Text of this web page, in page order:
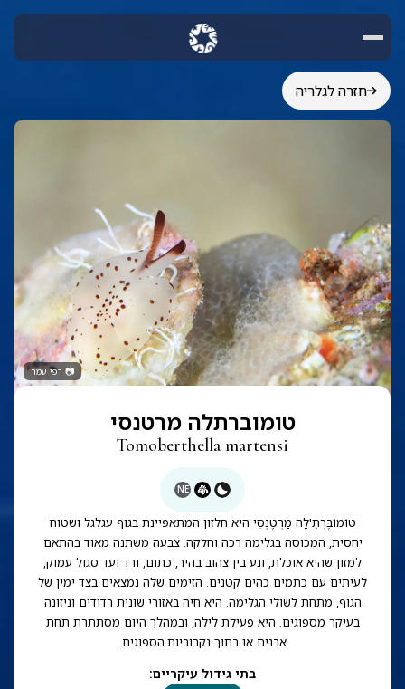
חזרה לגלריה
📷 רפי עמר
טומוברתלה מרטנסי
Tomoberthella martensi
NE
טוֹמוֹבֶּרְתֶ'לָה מַרְטֶנְסִי היא חלזון המתאפיינת בגוף עגלגל ושטוח
יחסית, המכוסה בגלימה רכה וחלקה. צבעה משתנה מאוד בהתאם
למזון שהיא אוכלת, ונע בין צהוב בהיר, כתום, ורד ועד סגול עמוק,
לעיתים עם כתמים כהים קטנים. הזימים שלה נמצאים בצד ימין של
הגוף, מתחת לשולי הגלימה. היא חיה באזורי שונית רדודים וניזונה
בעיקר מספוגים. היא פעילת לילה, ובמהלך היום מסתתרת תחת
אבנים או בתוך נקבוביות הספוגים.
בתי גידול עיקריים: